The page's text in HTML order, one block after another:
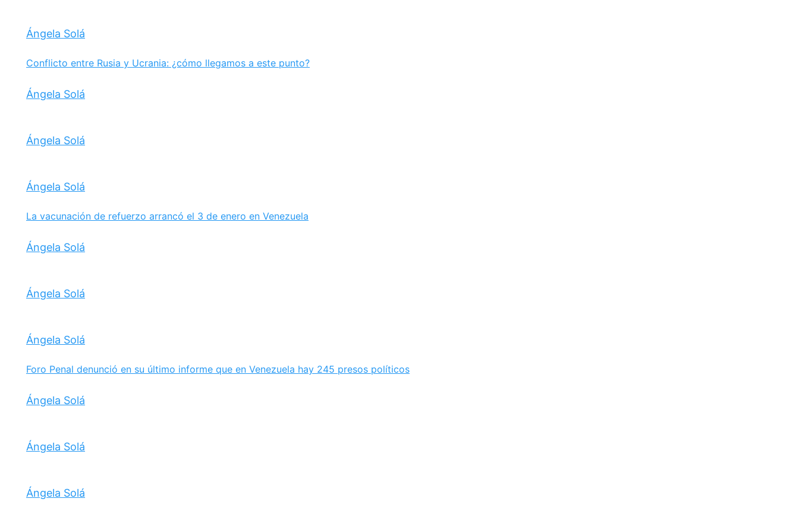
Ángela Solá
Conflicto entre Rusia y Ucrania: ¿cómo llegamos a este punto?
Ángela Solá
Ángela Solá
Ángela Solá
La vacunación de refuerzo arrancó el 3 de enero en Venezuela
Ángela Solá
Ángela Solá
Ángela Solá
Foro Penal denunció en su último informe que en Venezuela hay 245 presos políticos
Ángela Solá
Ángela Solá
Ángela Solá